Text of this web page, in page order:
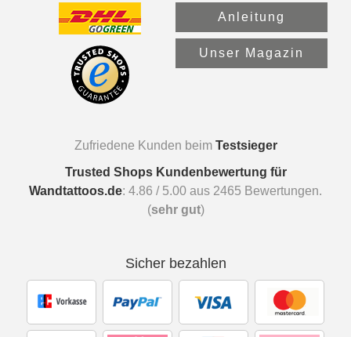
Anleitung
Unser Magazin
Zufriedene Kunden beim Testsieger
Trusted Shops Kundenbewertung für
Wandtattoos.de: 4.86 / 5.00 aus 2465 Bewertungen.
(sehr gut)
Sicher bezahlen